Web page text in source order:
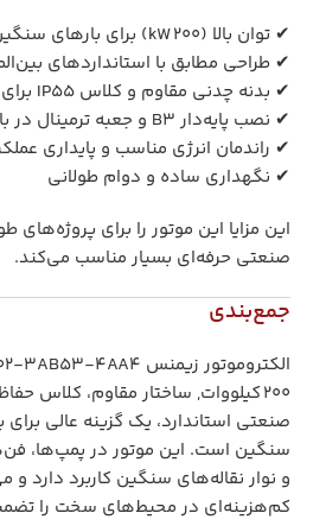
✔ توان بالا (۲۰۰ kW) برای بارهای سنگین
✔ طراحی مطابق با استانداردهای
✔ بدنه چدنی مقاوم و کلاس IP55 برای محیط‌های صنعتی
✔ نصب پایه‌دار B3 و جعبه ترمینال در بالا برای سهولت نصب
✔ راندمان انرژی مناسب و پایداری
✔ نگهداری ساده و دوام طولانی
این مزایا این موتور را برای پروژه‌های
صنعتی حرفه‌ای بسیار مناسب می‌کند.
جمع‌بندی
صنعتی استاندارد، یک گزینه عالی
سنگین است. این موتور در پمپ‌ها،
و نوار نقاله‌های سنگین کاربرد دارد و
کم‌هزینه‌ای در محیط‌های سخت را